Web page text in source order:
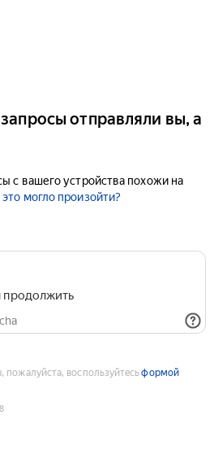
отправляли вы, а
с вашего устройства похожи на
могло произойти?
пожалуйста, воспользуйтесьформой